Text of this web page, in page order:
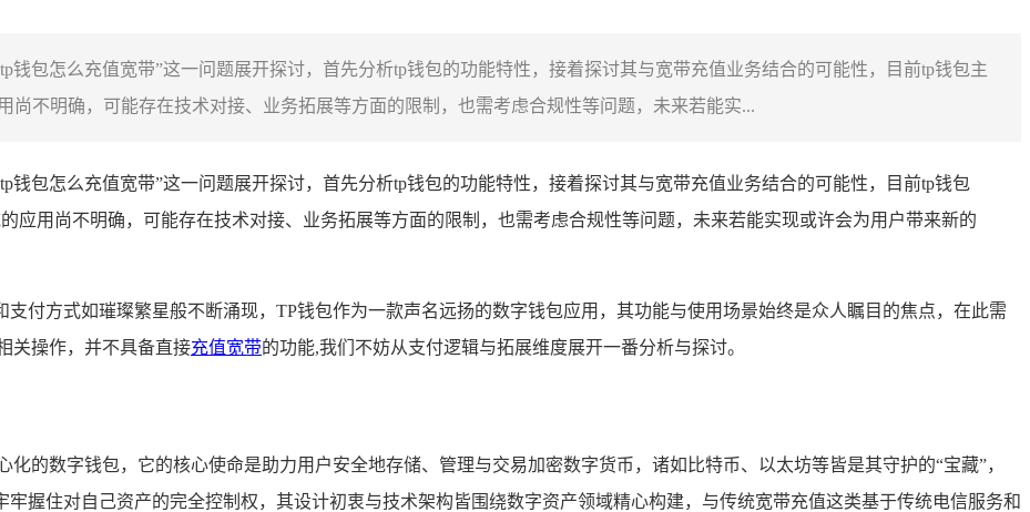
钱包怎么充值宽带”这一问题展开探讨，首先分析tp钱包的功能特性，接着探讨其与宽带充值业务结合的可能性，目前tp钱包主
尚不明确，可能存在技术对接、业务拓展等方面的限制，也需考虑合规性等问题，未来若能实...
钱包怎么充值宽带”这一问题展开探讨，首先分析tp钱包的功能特性，接着探讨其与宽带充值业务结合的可能性，目前tp钱包
应用尚不明确，可能存在技术对接、业务拓展等方面的限制，也需考虑合规性等问题，未来若能实现或许会为用户带来新的
付方式如璀璨繁星般不断涌现，TP钱包作为一款声名远扬的数字钱包应用，其功能与使用场景始终是众人瞩目的焦点，在此需
关操作，并不具备直接充值宽带的功能,我们不妨从支付逻辑与拓展维度展开一番分析与探讨。
的数字钱包，它的核心使命是助力用户安全地存储、管理与交易加密数字货币，诸如比特币、以太坊等皆是其守护的“宝藏”，
握住对自己资产的完全控制权，其设计初衷与技术架构皆围绕数字资产领域精心构建，与传统宽带充值这类基于传统电信服务和